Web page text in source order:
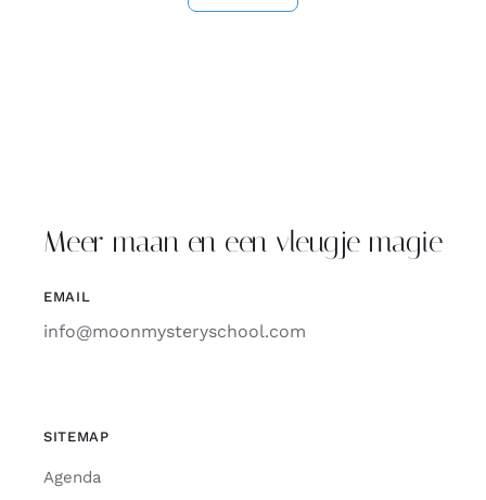
Meer maan en een vleugje magie
EMAIL
info@moonmysteryschool.com
SITEMAP
Agenda